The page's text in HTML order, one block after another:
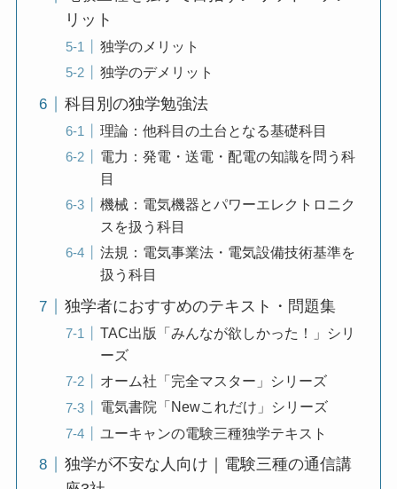
リット
独学のメリット
独学のデメリット
科目別の独学勉強法
理論：他科目の土台となる基礎科目
電力：発電・送電・配電の知識を問う科
目
機械：電気機器とパワーエレクトロニク
スを扱う科目
法規：電気事業法・電気設備技術基準を
扱う科目
独学者におすすめのテキスト・問題集
TAC出版「みんなが欲しかった！」シリ
ーズ
オーム社「完全マスター」シリーズ
電気書院「Newこれだけ」シリーズ
ユーキャンの電験三種独学テキスト
独学が不安な人向け｜電験三種の通信講